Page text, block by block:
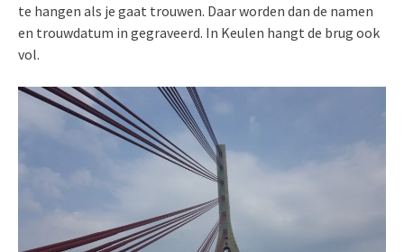
te hangen als je gaat trouwen. Daar worden dan de namen
en trouwdatum in gegraveerd. In Keulen hangt de brug ook
vol.